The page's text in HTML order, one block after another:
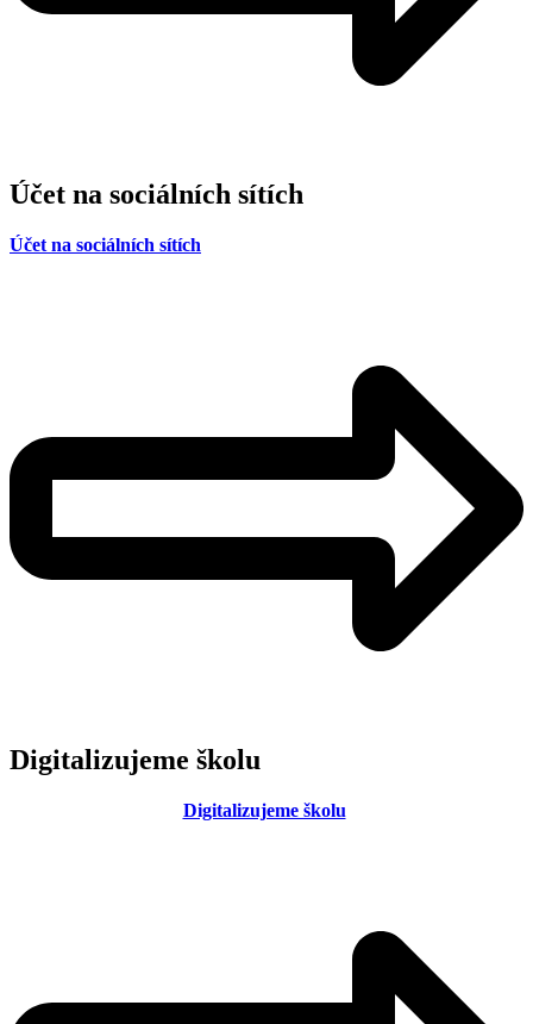
Účet na sociálních sítích
Účet na sociálních sítích
Digitalizujeme školu
Digitalizujeme školu